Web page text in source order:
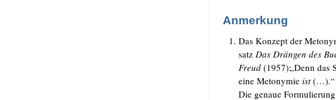
Anmerkung
Das Kon­zept der
satz Das Drän­gen des
Freud (1957):
„Denn das
eine Me­t­o­ny­mieist(…).“
Die genaue